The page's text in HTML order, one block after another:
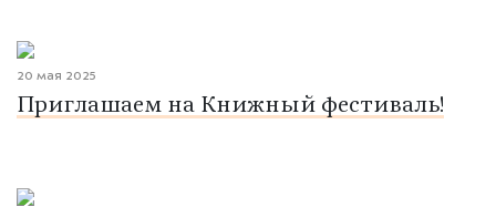
20 мая 2025
Приглашаем на Книжный фестиваль!